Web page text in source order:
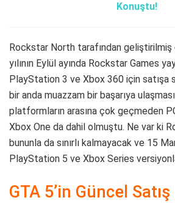
Konuştu!
Rockstar North tarafından geliştirilmiş
yılının Eylül ayında Rockstar Games
PlayStation 3 ve Xbox 360 için satışa
bir anda muazzam bir başarıya
platformların arasına çok geçmeden
Xbox One da dahil olmuştu. Ne var ki
bununla da sınırlı kalmayacak ve 15
PlayStation 5 ve Xbox Series
GTA 5’in Güncel